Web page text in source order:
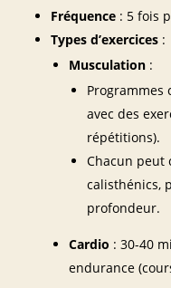
Fréquence : 5 fois
Types d’exercices :
Musculation :
Programmes
avec des
répétitions).
Chacun peut
calisthénics,
profondeur.
Cardio : 30-40
endurance